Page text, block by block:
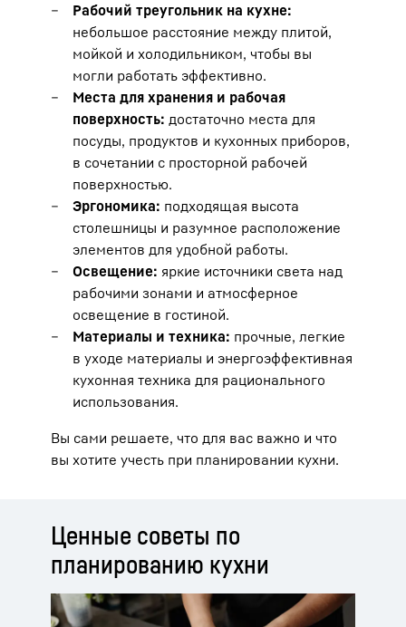
Рабочий треугольник на кухне:
небольшое расстояние между плитой,
мойкой и холодильником, чтобы вы
могли работать эффективно.
Места для хранения и рабочая
поверхность: достаточно места для
посуды, продуктов и кухонных приборов,
в сочетании с просторной рабочей
поверхностью.
Эргономика: подходящая высота
столешницы и разумное расположение
элементов для удобной работы.
Освещение: яркие источники света над
рабочими зонами и атмосферное
освещение в гостиной.
Материалы и техника: прочные, легкие
в уходе материалы и энергоэффективная
кухонная техника для рационального
использования.
Вы сами решаете, что для вас важно и что
вы хотите учесть при планировании кухни.
Ценные советы по
планированию кухни